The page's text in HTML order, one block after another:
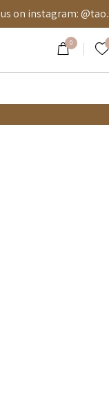
@tao.style
הרשימה שלי
0